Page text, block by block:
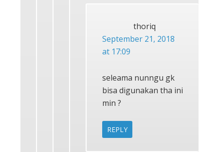
thoriq
September 21, 2018
at 17:09
seleama nunngu gk
bisa digunakan tha ini
min ?
REPLY